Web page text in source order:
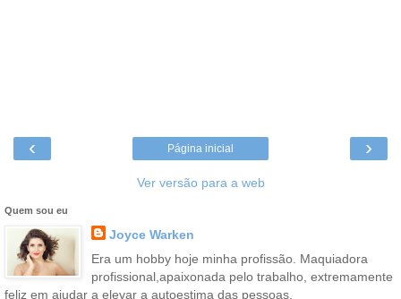
‹ ›
Página inicial
Ver versão para a web
Quem sou eu
Joyce Warken
Era um hobby hoje minha profissão. Maquiadora
profissional,apaixonada pelo trabalho, extremamente
feliz em ajudar a elevar a autoestima das pessoas.